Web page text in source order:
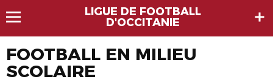
LIGUE DE FOOTBALL
D'OCCITANIE
FOOTBALL EN MILIEU
SCOLAIRE